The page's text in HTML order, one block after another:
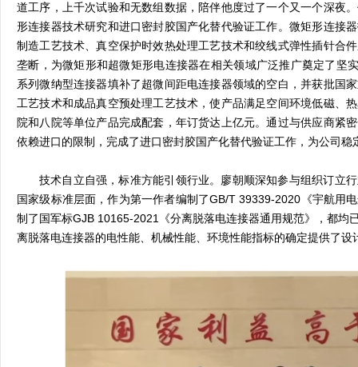
道工序，上千次试验和无数组数据，陪伴他度过了一个又一个深夜
形连接器技术研究和进口密封胶国产化替代验证工作。微矩形连接
制造工艺技术、真空保护时效热处理工艺技术和绞线式弹性插针合
垄断，为微矩形和超微矩形电连接器在相关领域广泛推广奠定了坚
系列微纳型连接器填补了超微间距电连接器领域的空白，并获批国
工艺技术和成品真空预处理工艺技术，使产品满足空间环境低磁、
院和八院等单位产品完成配套，年订货达上亿元。通过与供应商紧
依赖进口的限制，完成了进口密封胶国产化替代验证工作，为公司
技术自立自强，标准方能引领行业。廖朝顺深知参与组织订立
国家级标准层面，作为第一作者编制了GB/T 39339-2020《宇航用
制了国军标GJB 10165-2021《分离脱落电连接器通用规范》，都均
离脱落电连接器的电性能、机械性能、环境性能指标的确定提供了设